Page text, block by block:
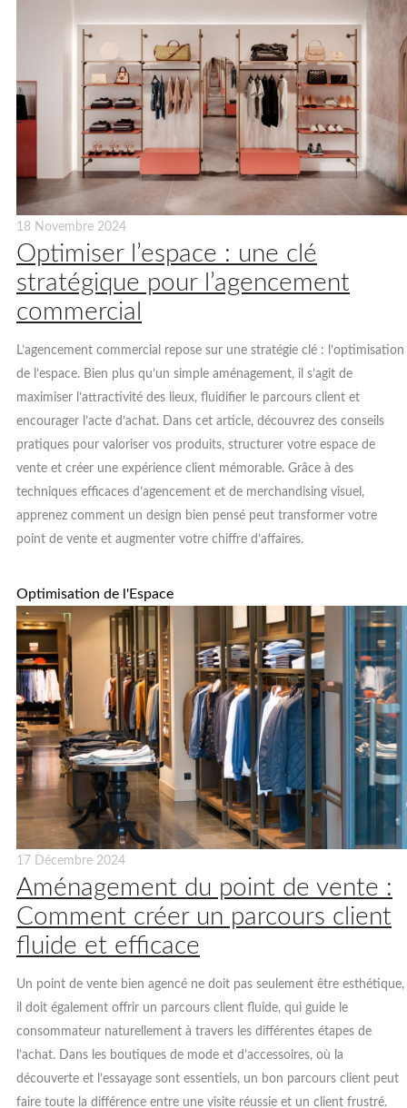
18 Novembre 2024
Optimiser l’espace : une clé
stratégique pour l’agencement
commercial
L’agencement commercial repose sur une stratégie clé : l’optimisation
de l’espace. Bien plus qu’un simple aménagement, il s’agit de
maximiser l’attractivité des lieux, fluidifier le parcours client et
encourager l’acte d’achat. Dans cet article, découvrez des conseils
pratiques pour valoriser vos produits, structurer votre espace de
vente et créer une expérience client mémorable. Grâce à des
techniques efficaces d’agencement et de merchandising visuel,
apprenez comment un design bien pensé peut transformer votre
point de vente et augmenter votre chiffre d’affaires.
Optimisation de l'Espace
17 Décembre 2024
Aménagement du point de vente :
Comment créer un parcours client
fluide et efficace
Un point de vente bien agencé ne doit pas seulement être esthétique,
il doit également offrir un parcours client fluide, qui guide le
consommateur naturellement à travers les différentes étapes de
l’achat. Dans les boutiques de mode et d’accessoires, où la
découverte et l’essayage sont essentiels, un bon parcours client peut
faire toute la différence entre une visite réussie et un client frustré.